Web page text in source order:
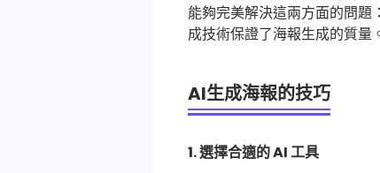
能夠完美解決這兩方面的問
成技術保證了海報生成的質量
AI生成海報的技巧
1. 選擇合適的 AI 工具